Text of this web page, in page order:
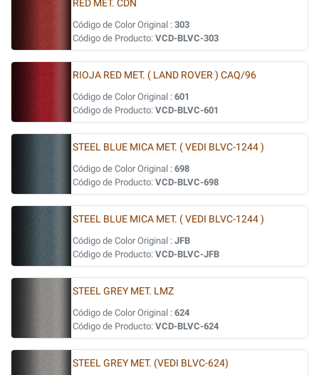
RED MET. CDN
Código de Color Original : 303
Código de Producto: VCD-BLVC-303
RIOJA RED MET. ( LAND ROVER ) CAQ/96
Código de Color Original : 601
Código de Producto: VCD-BLVC-601
STEEL BLUE MICA MET. ( VEDI BLVC-1244 )
Código de Color Original : 698
Código de Producto: VCD-BLVC-698
STEEL BLUE MICA MET. ( VEDI BLVC-1244 )
Código de Color Original : JFB
Código de Producto: VCD-BLVC-JFB
STEEL GREY MET. LMZ
Código de Color Original : 624
Código de Producto: VCD-BLVC-624
STEEL GREY MET. (VEDI BLVC-624)